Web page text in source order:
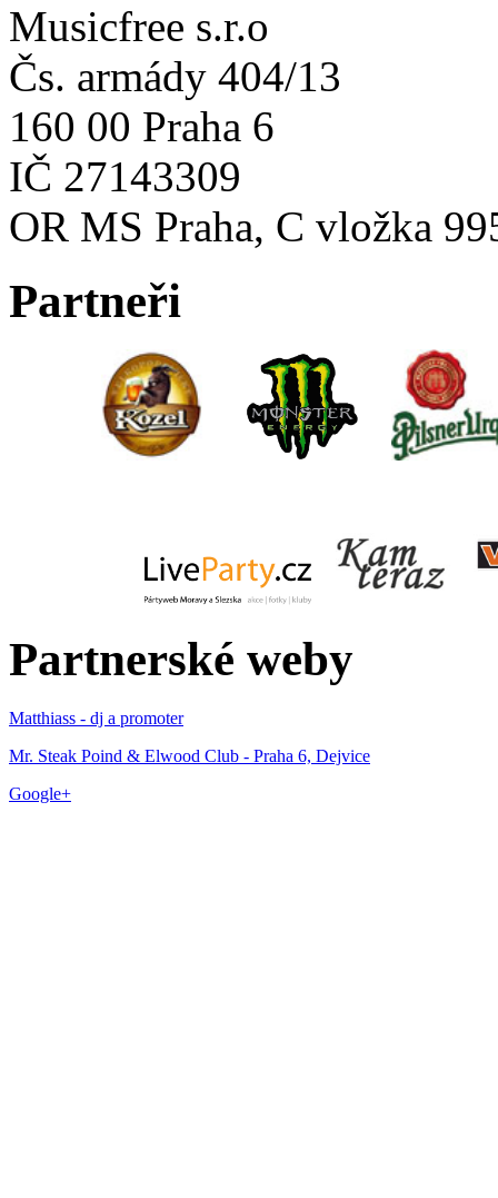
Musicfree s.r.o
Čs. armády 404/13
160 00 Praha 6
IČ 27143309
OR MS Praha, C vložka
Partneři
Partnerské weby
Matthiass - dj a promoter
Mr. Steak Poind & Elwood Club - Praha 6, Dejvice
Google+